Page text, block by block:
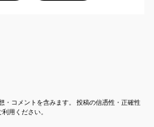
・コメントを含みます。 投稿の信憑性・正確性
用ください。